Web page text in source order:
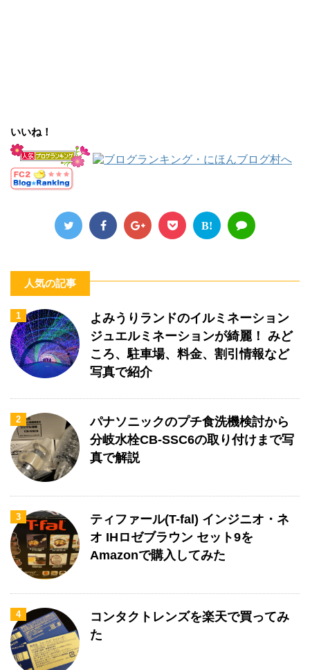
いいね！
B!
人気の記事
1
よみうりランドのイルミネーション
ジュエルミネーションが綺麗！ みど
ころ、駐車場、料金、割引情報など
写真で紹介
2
パナソニックのプチ食洗機検討から
分岐水栓CB-SSC6の取り付けまで写
真で解説
3
ティファール(T-fal) インジニオ・ネ
オ IHロゼブラウン セット9を
Amazonで購入してみた
4
コンタクトレンズを楽天で買ってみ
た